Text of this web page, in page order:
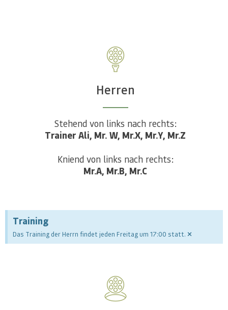
Herren
Trainer Ali, Mr. W, Mr.X, Mr.Y, Mr.Z
Mr.A, Mr.B, Mr.C
Training
Das Training der Herrn findet jeden Freitag um 17:00 statt. ×